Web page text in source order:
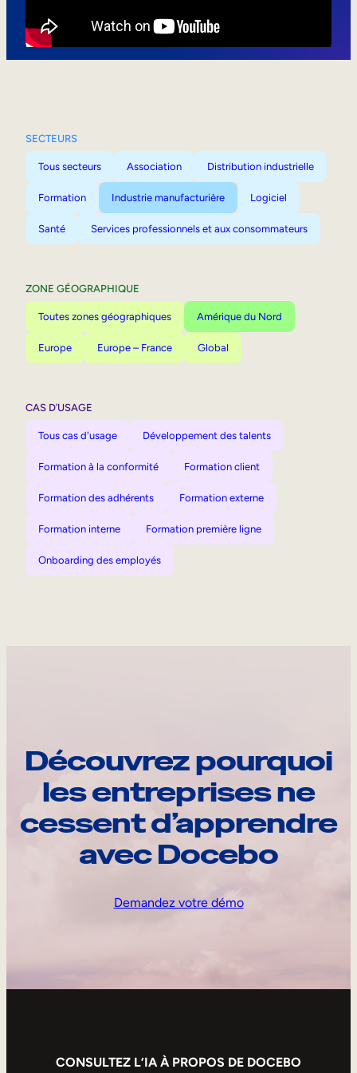
SECTEURS
Tous secteurs Association Distribution industrielle
Formation Industrie manufacturière Logiciel
Santé Services professionnels et aux consommateurs
ZONE GÉOGRAPHIQUE
Toutes zones géographiques Amérique du Nord
Europe Europe – France Global
CAS D’USAGE
Tous cas d'usage Développement des talents
Formation à la conformité Formation client
Formation des adhérents Formation externe
Formation interne Formation première ligne
Onboarding des employés
Découvrez pourquoi
les entreprises ne
cessent d’apprendre
avec Docebo
Demandez votre démo
CONSULTEZ L’IA À PROPOS DE DOCEBO